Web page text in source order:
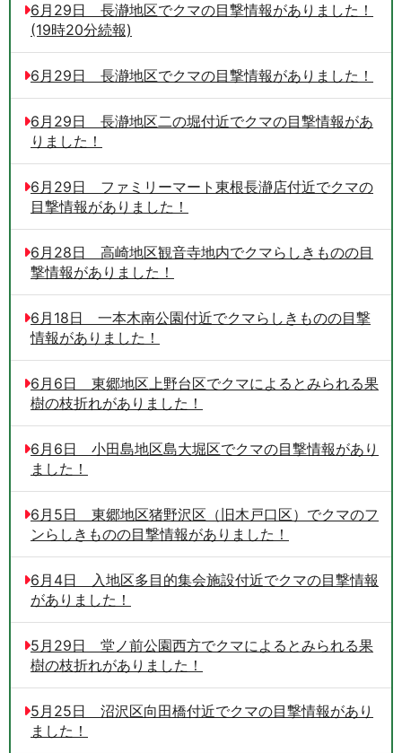
6月29日 長瀞地区でクマの目撃情報がありました！
(19時20分続報)
6月29日 長瀞地区でクマの目撃情報がありました！
6月29日 長瀞地区二の堀付近でクマの目撃情報があ
りました！
6月29日 ファミリーマート東根長瀞店付近でクマの
目撃情報がありました！
6月28日 高崎地区観音寺地内でクマらしきものの目
撃情報がありました！
6月18日 一本木南公園付近でクマらしきものの目撃
情報がありました！
6月6日 東郷地区上野台区でクマによるとみられる果
樹の枝折れがありました！
6月6日 小田島地区島大堀区でクマの目撃情報があり
ました！
6月5日 東郷地区猪野沢区（旧木戸口区）でクマのフ
ンらしきものの目撃情報がありました！
6月4日 入地区多目的集会施設付近でクマの目撃情報
がありました！
5月29日 堂ノ前公園西方でクマによるとみられる果
樹の枝折れがありました！
5月25日 沼沢区向田橋付近でクマの目撃情報があり
ました！